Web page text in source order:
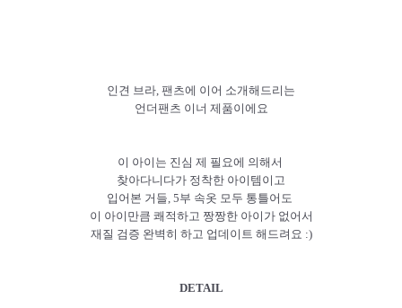
인견 브라, 팬츠에 이어 소개해드리는
언더팬츠 이너 제품이에요
이 아이는 진심 제 필요에 의해서
찾아다니다가 정착한 아이템이고
입어본 거들, 5부 속옷 모두 통틀어도
이 아이만큼 쾌적하고 짱짱한 아이가 없어서
재질 검증 완벽히 하고 업데이트 해드려요 :)
DETAIL